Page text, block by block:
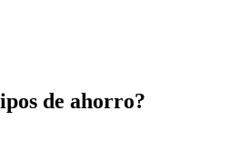
de ahorro?